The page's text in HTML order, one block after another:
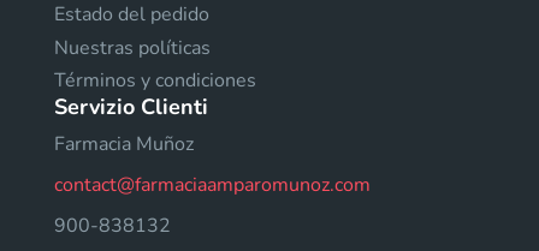
Estado del pedido
Nuestras políticas
Términos y condiciones
Servizio Clienti
Farmacia Muñoz
contact@farmaciaamparomunoz.com
900-838132